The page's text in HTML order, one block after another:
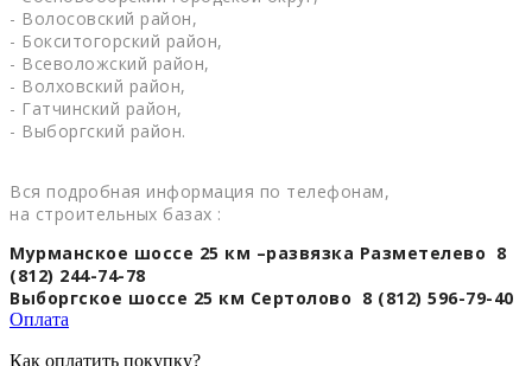
- Волосовский район,
- Бокситогорский район,
- Всеволожский район,
- Волховский район,
- Гатчинский район,
- Выборгский район.
Вся подробная информация по телефонам,
на строительных базах :
Мурманское шоссе 25 км –развязка Разметелево 8
(812) 244-74-78
Выборгское шоссе 25 км Сертолово 8 (812) 596-79-40
Оплата
Как оплатить покупку?